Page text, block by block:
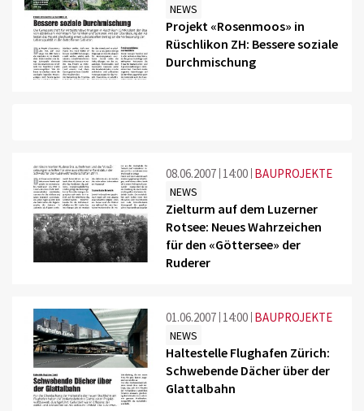
NEWS
Projekt «Rosenmoos» in
Rüschlikon ZH: Bessere soziale
Durchmischung
08.06.2007 14:00 BAUPROJEKTE
NEWS
Zielturm auf dem Luzerner
Rotsee: Neues Wahrzeichen
für den «Göttersee» der
Ruderer
01.06.2007 14:00 BAUPROJEKTE
NEWS
Haltestelle Flughafen Zürich:
Schwebende Dächer über der
Glattalbahn